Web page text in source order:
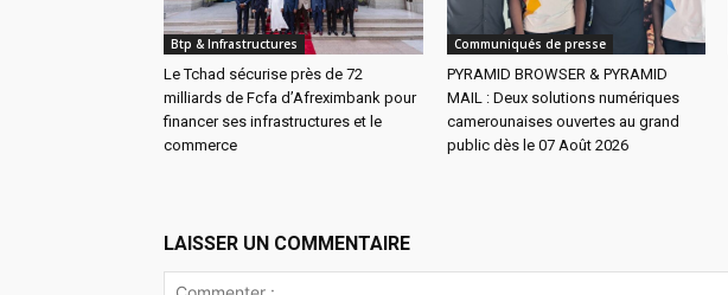
Btp & Infrastructures
Le Tchad sécurise près de 72
milliards de Fcfa d’Afreximbank pour
financer ses infrastructures et le
commerce
Communiqués de presse
PYRAMID BROWSER & PYRAMID
MAIL : Deux solutions numériques
camerounaises ouvertes au grand
public dès le 07 Août 2026
LAISSER UN COMMENTAIRE